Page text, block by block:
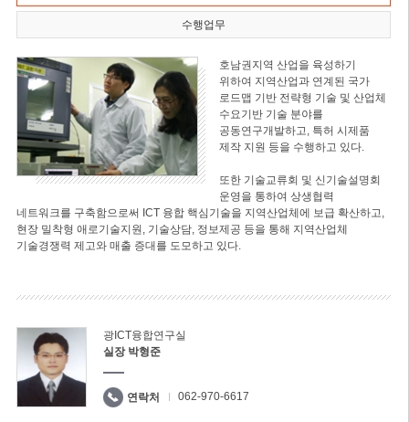
수행업무
호남권지역 산업을 육성하기
위하여 지역산업과 연계된 국가
로드맵 기반 전략형 기술 및 산업체
수요기반 기술 분야를
공동연구개발하고, 특허 시제품
제작 지원 등을 수행하고 있다.
또한 기술교류회 및 신기술설명회
운영을 통하여 상생협력
네트워크를 구축함으로써 ICT 융합 핵심기술을 지역산업체에 보급 확산하고,
현장 밀착형 애로기술지원, 기술상담, 정보제공 등을 통해 지역산업체
기술경쟁력 제고와 매출 증대를 도모하고 있다.
광ICT융합연구실
실장 박형준
연락처 062-970-6617